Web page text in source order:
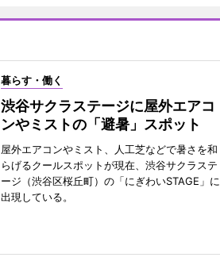
暮らす・働く
渋谷サクラステージに屋外エアコ
ンやミストの「避暑」スポット
屋外エアコンやミスト、人工芝などで暑さを和
らげるクールスポットが現在、渋谷サクラステ
ージ（渋谷区桜丘町）の「にぎわいSTAGE」に
出現している。